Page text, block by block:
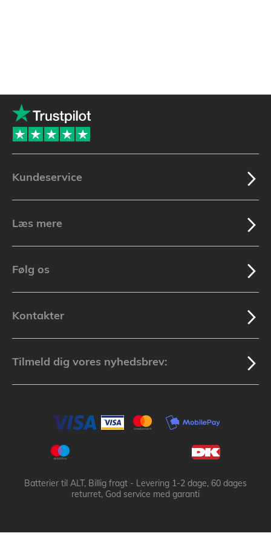
Kundeservice
Læs mere
Følg os
Kontakter
Tilmeld dig vores nyhedsbrev:
Batterier til ALT, Billig fragt - Levering 1-2 dage, 60 dages
returret, God service med garanti